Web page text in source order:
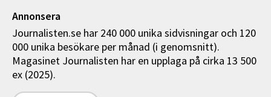
Annonsera
Journalisten.se har 240 000 unika sidvisningar och 120
000 unika besökare per månad (i genomsnitt).
Magasinet Journalisten har en upplaga på cirka 13 500
ex (2025).